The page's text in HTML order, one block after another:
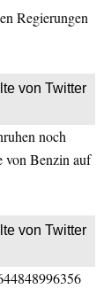
Regierungen
von Twitter
noch
von Benzin auf
von Twitter